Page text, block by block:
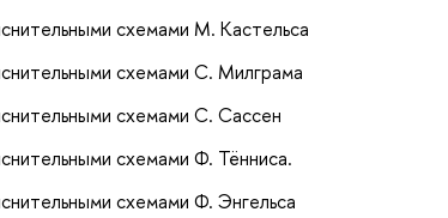
схемами М. Кастельса
схемами С. Милграма
схемами С. Сассен
схемами Ф. Тённиса.
схемами Ф. Энгельса